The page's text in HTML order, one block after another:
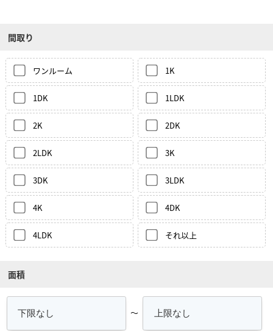
間取り
ワンルーム 1K
1DK 1LDK
2K 2DK
2LDK 3K
3DK 3LDK
4K 4DK
4LDK それ以上
面積
～